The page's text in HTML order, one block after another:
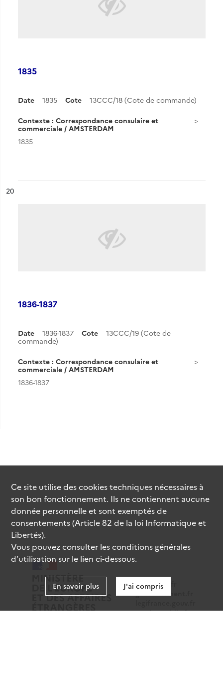
1835
Date 1835 Cote 13CCC/18 (Cote de commande)
Contexte : Correspondance consulaire et
commerciale / AMSTERDAM
1835
n°
20
1836-1837
Date 1836-1837 Cote
13CCC/19 (Cote de
commande)
Contexte : Correspondance consulaire et
commerciale / AMSTERDAM
1836-1837
data.gouv.fr
gouvernement.fr
service-public.fr
Ce site utilise descookiestechniques nécessaires à
son bon fonctionnement. Ils ne contiennent aucune
donnée personnelle et sont exemptés de
consentements (Article 82 de la loi Informatique et
Libertés).
Vous pouvez consulter les conditions générales
d’utilisation sur le lien ci-dessous.
En savoir plus J'ai compris